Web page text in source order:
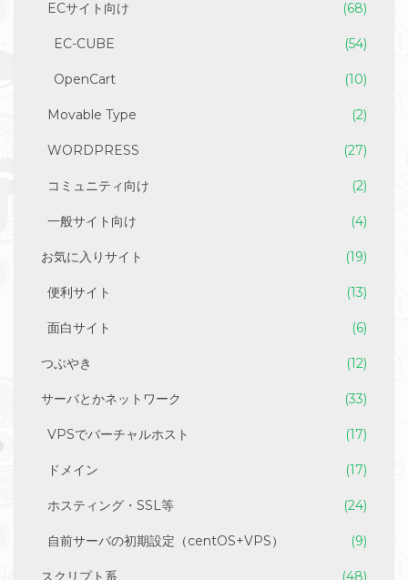
ECサイト向け (68)
EC-CUBE (54)
OpenCart (10)
Movable Type (2)
WORDPRESS (27)
コミュニティ向け (2)
一般サイト向け (4)
お気に入りサイト (19)
便利サイト (13)
面白サイト (6)
つぶやき (12)
サーバとかネットワーク (33)
VPSでバーチャルホスト (17)
ドメイン (17)
ホスティング・SSL等 (24)
自前サーバの初期設定（centOS+VPS） (9)
スクリプト系 (48)